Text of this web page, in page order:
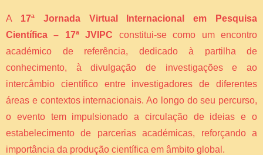
A 17ª Jornada Virtual Internacional em Pesquisa
Científica – 17ª JVIPC constitui-se como um encontro
académico de referência, dedicado à partilha de
conhecimento, à divulgação de investigações e ao
intercâmbio científico entre investigadores de diferentes
áreas e contextos internacionais. Ao longo do seu percurso,
o evento tem impulsionado a circulação de ideias e o
estabelecimento de parcerias académicas, reforçando a
importância da produção científica em âmbito global.